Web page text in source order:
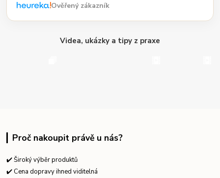
Ověřený zákazník
Videa, ukázky a tipy z praxe
Proč nakoupit právě u nás?
✔️ Široký výběr produktů
✔️ Cena dopravy ihned viditelná